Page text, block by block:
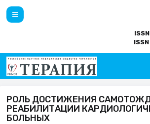
РОЛЬ ДОСТИЖЕНИЯ
РЕАБИЛИТАЦИИ
БОЛЬНЫХ